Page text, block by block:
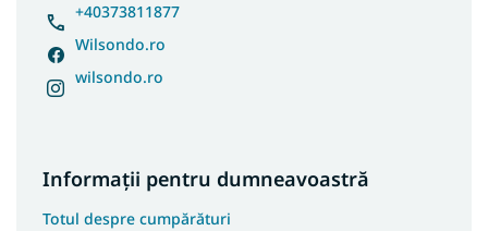
+40373811877
Wilsondo.ro
wilsondo.ro
Informații pentru dumneavoastră
Totul despre cumpărături